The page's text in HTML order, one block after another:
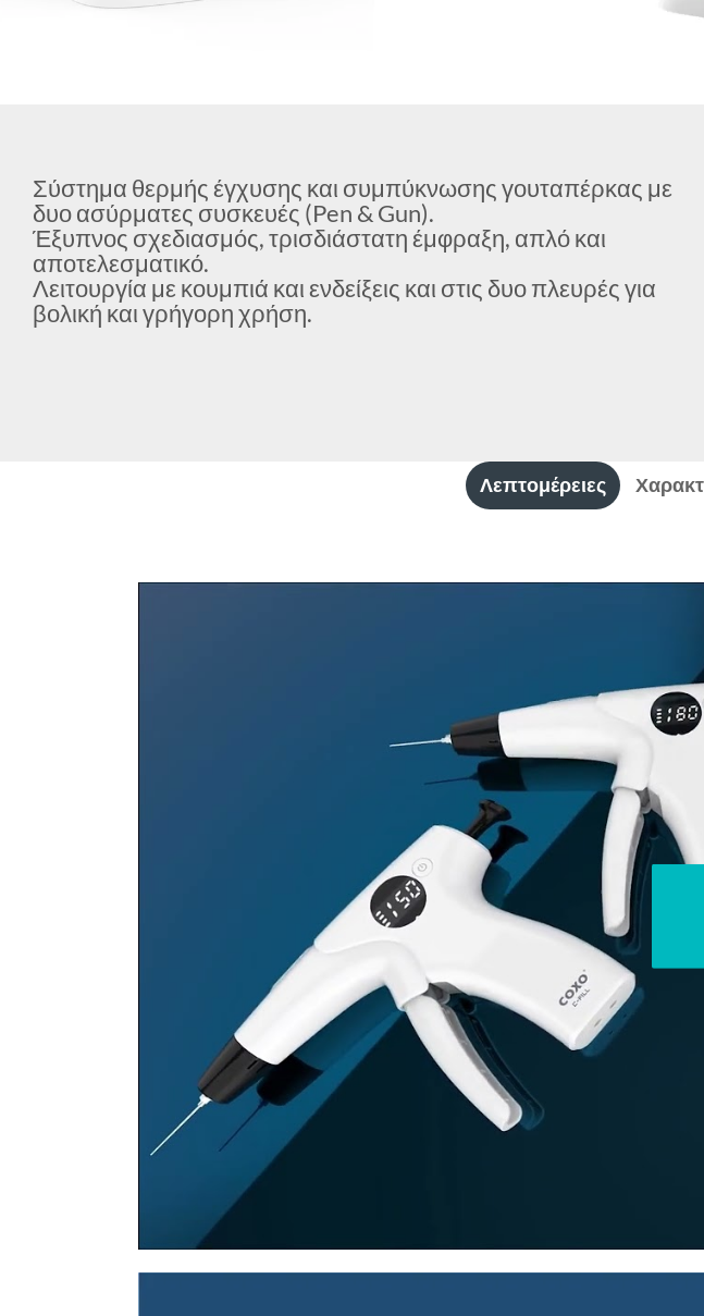
Σύστημα θερμής έγχυσης και συμπύκνωσης γουταπέρκας με
δυο ασύρματες συσκευές (Pen & Gun).
Έξυπνος σχεδιασμός, τρισδιάστατη έμφραξη, απλό και
αποτελεσματικό.
Λειτουργία με κουμπιά και ενδείξεις και στις δυο πλευρές για
βολική και γρήγορη χρήση.
Λεπτομέρειες